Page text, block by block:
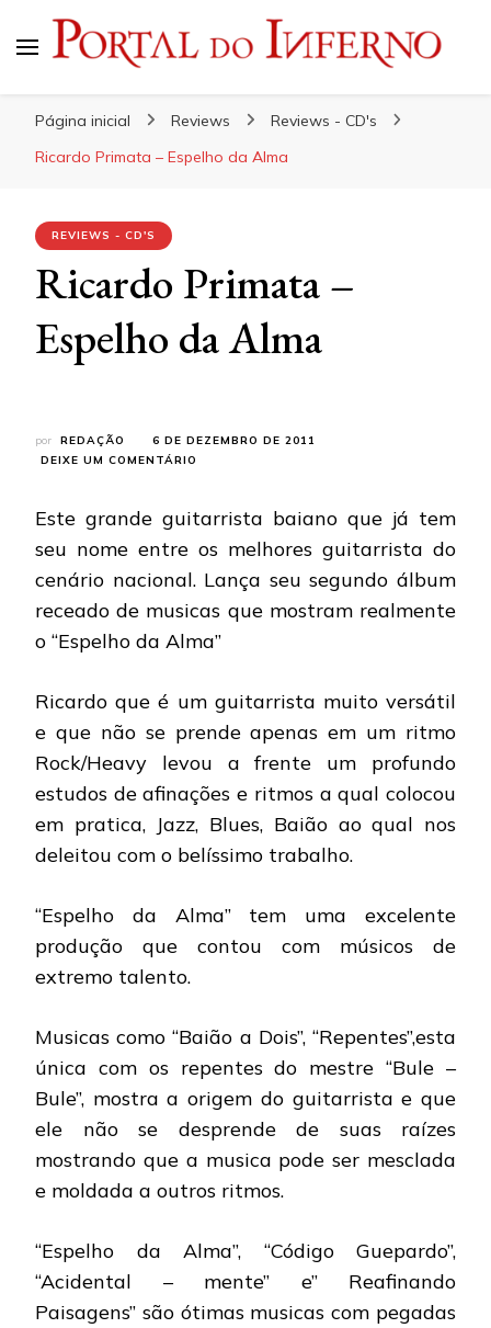
Página inicial Reviews
Reviews - CD's
Ricardo Primata – Espelho da Alma
REVIEWS - CD'S
Ricardo Primata –
Espelho da Alma
por REDAÇÃO
6 DE DEZEMBRO DE 2011
DEIXE UM COMENTÁRIO
–
DA
ALMA
Este grande guitarrista baiano que já tem
seu nome entre os melhores guitarrista do
cenário nacional. Lança seu segundo álbum
receado de musicas que mostram realmente
o “Espelho da Alma”
Ricardo que é um guitarrista muito versátil
e que não se prende apenas em um ritmo
Rock/Heavy levou a frente um profundo
estudos de afinações e ritmos a qual colocou
em pratica, Jazz, Blues, Baião ao qual nos
deleitou com o belíssimo trabalho.
“Espelho da Alma” tem uma excelente
produção que contou com músicos de
extremo talento.
Musicas como “Baião a Dois”, “Repentes”,esta
única com os repentes do mestre “Bule –
Bule”, mostra a origem do guitarrista e que
ele não se desprende de suas raízes
mostrando que a musica pode ser mesclada
e moldada a outros ritmos.
“Espelho da Alma”, “Código Guepardo”,
“Acidental – mente” e” Reafinando
Paisagens” são ótimas musicas com pegadas